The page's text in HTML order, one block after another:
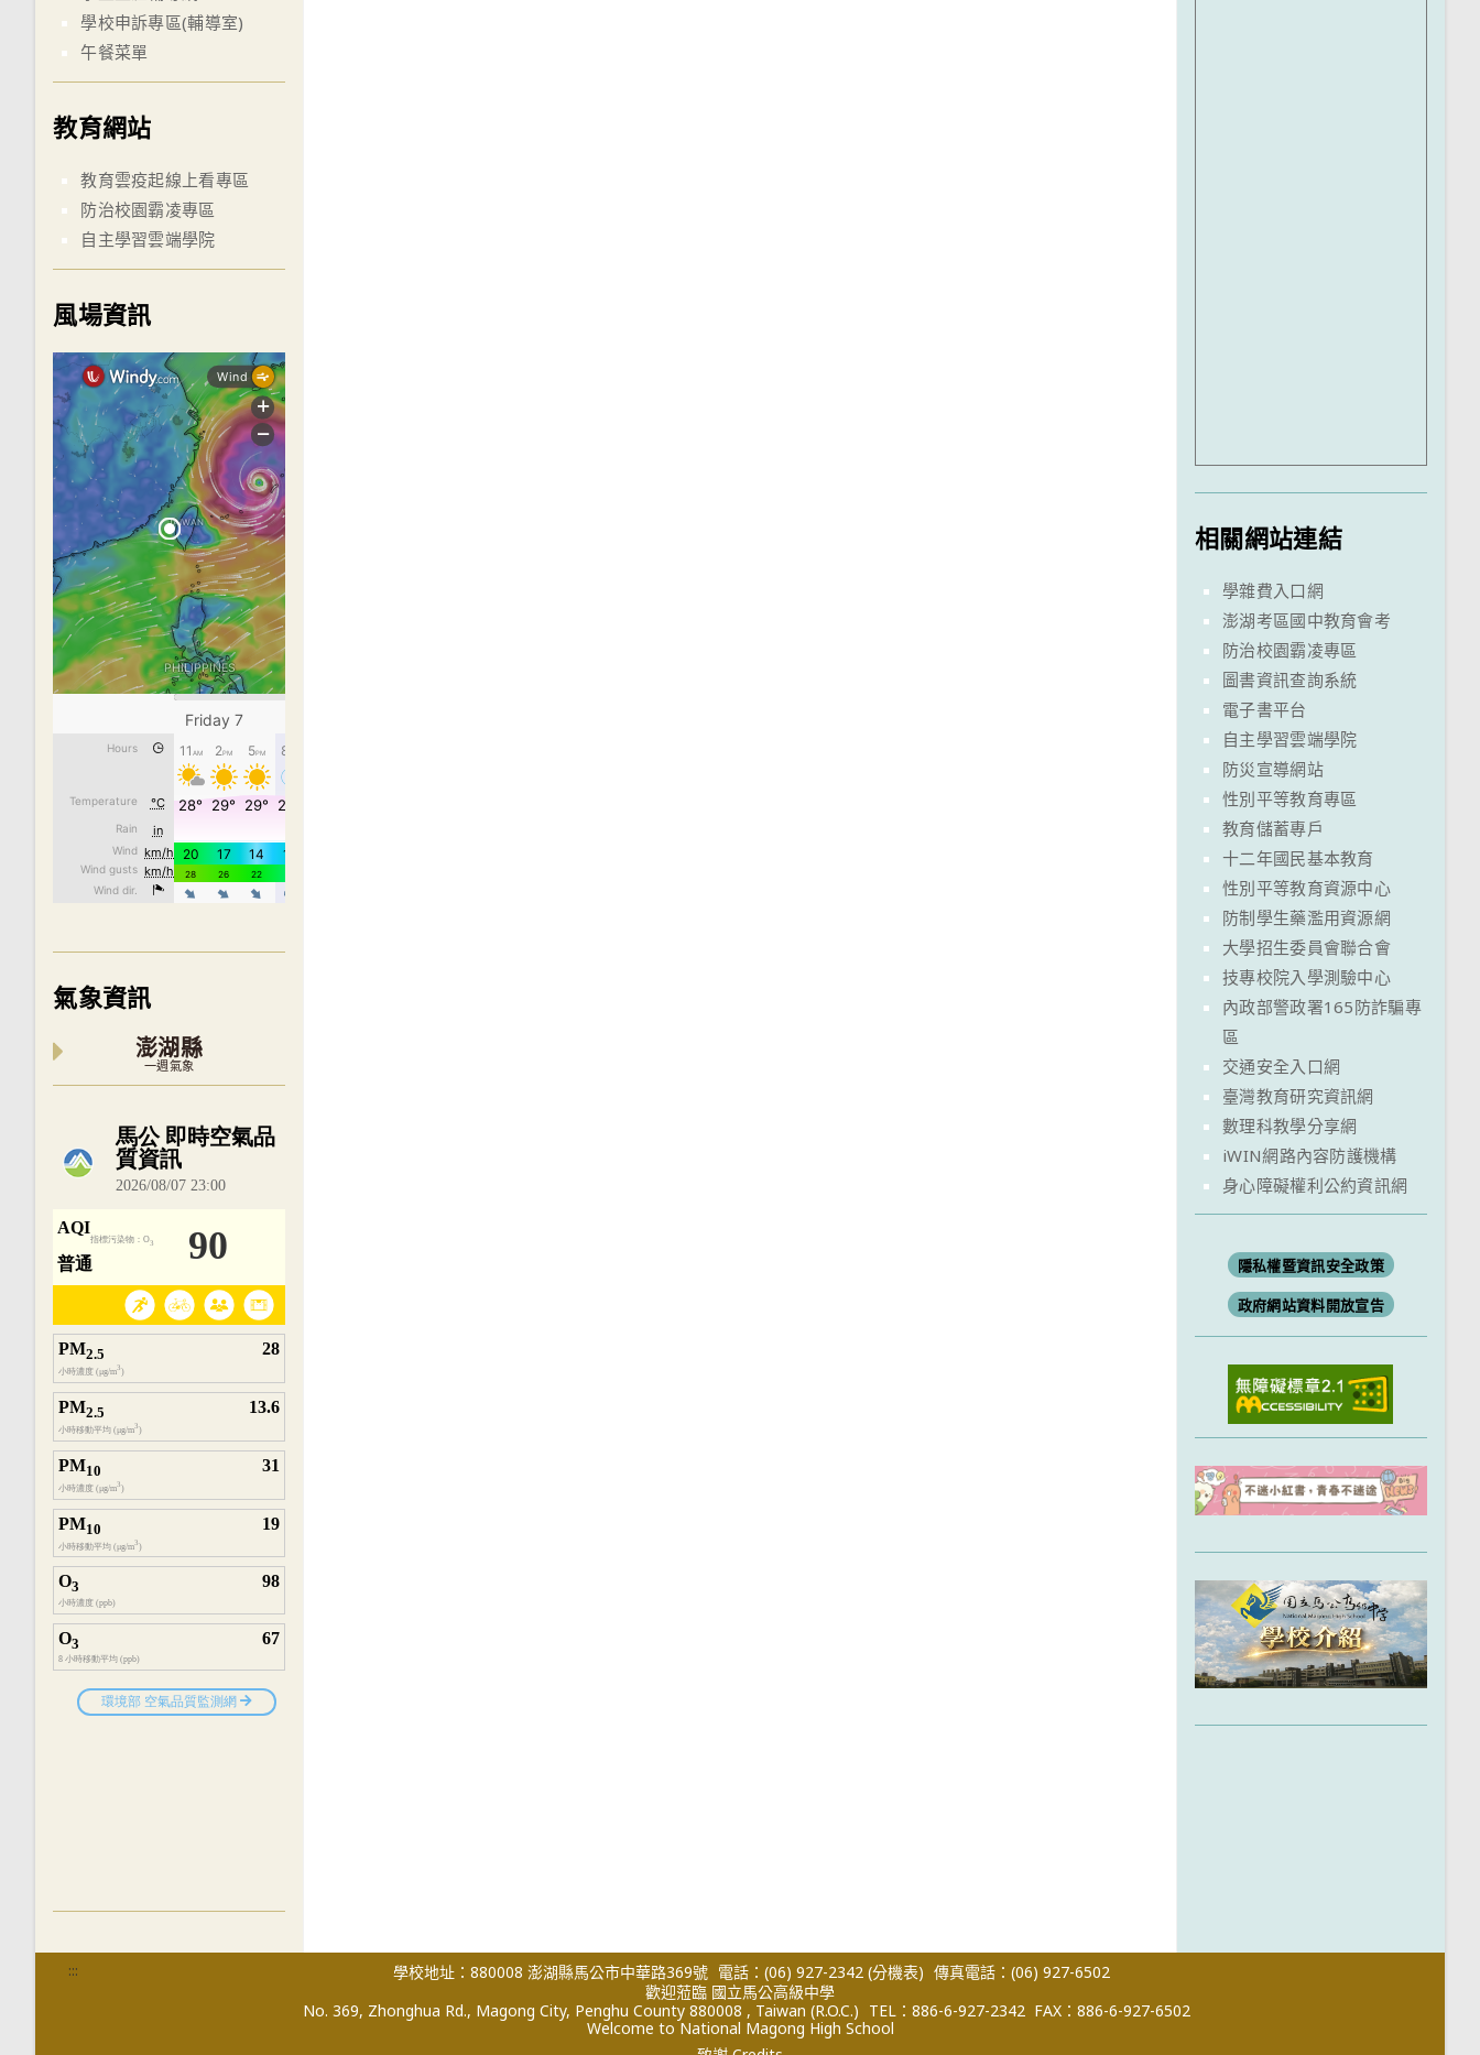
學校申訴專區(輔導室)
午餐菜單
教育網站
教育雲疫起線上看專區
防治校園霸凌專區
自主學習雲端學院
風場資訊
氣象資訊
澎湖縣
一週氣象
內嵌空氣品質小工具為視覺預覽，完整即時空氣品質資料請開啟
相關網站連結
學雜費入口網
澎湖考區國中教育會考
防治校園霸凌專區
圖書資訊查詢系統
電子書平台
自主學習雲端學院
防災宣導網站
性別平等教育專區
教育儲蓄專戶
十二年國民基本教育
性別平等教育資源中心
防制學生藥濫用資源網
大學招生委員會聯合會
技專校院入學測驗中心
內政部警政署165防詐騙專
區
交通安全入口網
臺灣教育研究資訊網
數理科教學分享網
iWIN網路內容防護機構
身心障礙權利公約資訊網
隱私權暨資訊安全政策
政府網站資料開放宣告
::: 學校地址：880008 澎湖縣馬公市中華路369號 電話：(06) 927-2342 (分機表) 傳真電話：(06) 927-6502
歡迎蒞臨 國立馬公高級中學
No. 369, Zhonghua Rd., Magong City, Penghu County 880008 , Taiwan (R.O.C.) TEL：886-6-927-2342 FAX：886-6-927-6502
Welcome to National Magong High School